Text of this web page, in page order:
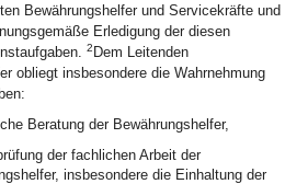
Bewährungshelfer und Servicekräfte und
Erledigung der diesen
2 Dem Leitenden
obliegt insbesondere die Wahrnehmung
Beratung der Bewährungshelfer,
der fachlichen Arbeit der
insbesondere die Einhaltung der